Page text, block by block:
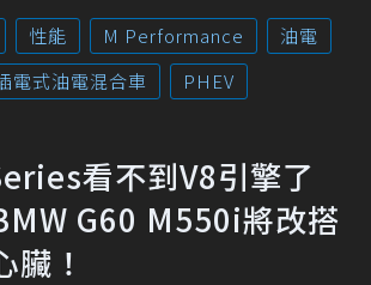
性能 M Performance
油電
電式油電混合車
PHEV
看不到V8引擎了
G60 M550i將改搭
臟！